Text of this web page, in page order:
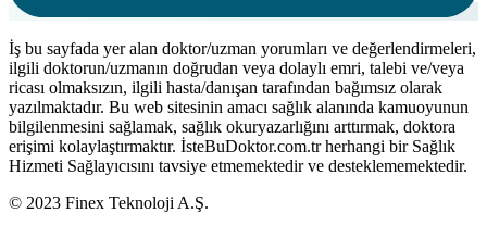
İş bu sayfada yer alan doktor/uzman yorumları ve değerlendirmeleri,
ilgili doktorun/uzmanın doğrudan veya dolaylı emri, talebi ve/veya
ricası olmaksızın, ilgili hasta/danışan tarafından bağımsız olarak
yazılmaktadır. Bu web sitesinin amacı sağlık alanında kamuoyunun
bilgilenmesini sağlamak, sağlık okuryazarlığını arttırmak, doktora
erişimi kolaylaştırmaktır. İsteBuDoktor.com.tr herhangi bir Sağlık
Hizmeti Sağlayıcısını tavsiye etmemektedir ve desteklememektedir.
© 2023 Finex Teknoloji A.Ş.